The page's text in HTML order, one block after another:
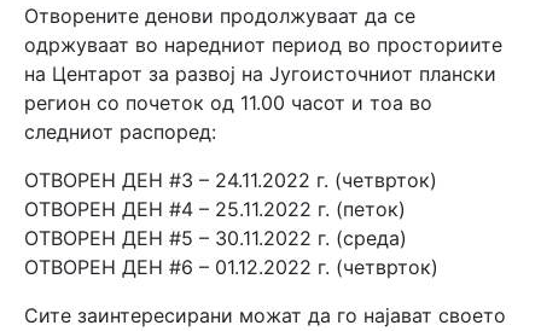
Отворените денови продолжуваат да се
одржуваат во нарeдниот период во просториите
на Центарот за развој на Југоисточниот плански
регион со почеток од 11.00 часот и тоа во
следниот распоред:
ОТВОРЕН ДЕН #3 – 24.11.2022 г. (четврток)
ОТВОРЕН ДЕН #4 – 25.11.2022 г. (петок)
ОТВОРЕН ДЕН #5 – 30.11.2022 г. (среда)
ОТВОРЕН ДЕН #6 – 01.12.2022 г. (четврток)
Сите заинтересирани можат да го најават своето